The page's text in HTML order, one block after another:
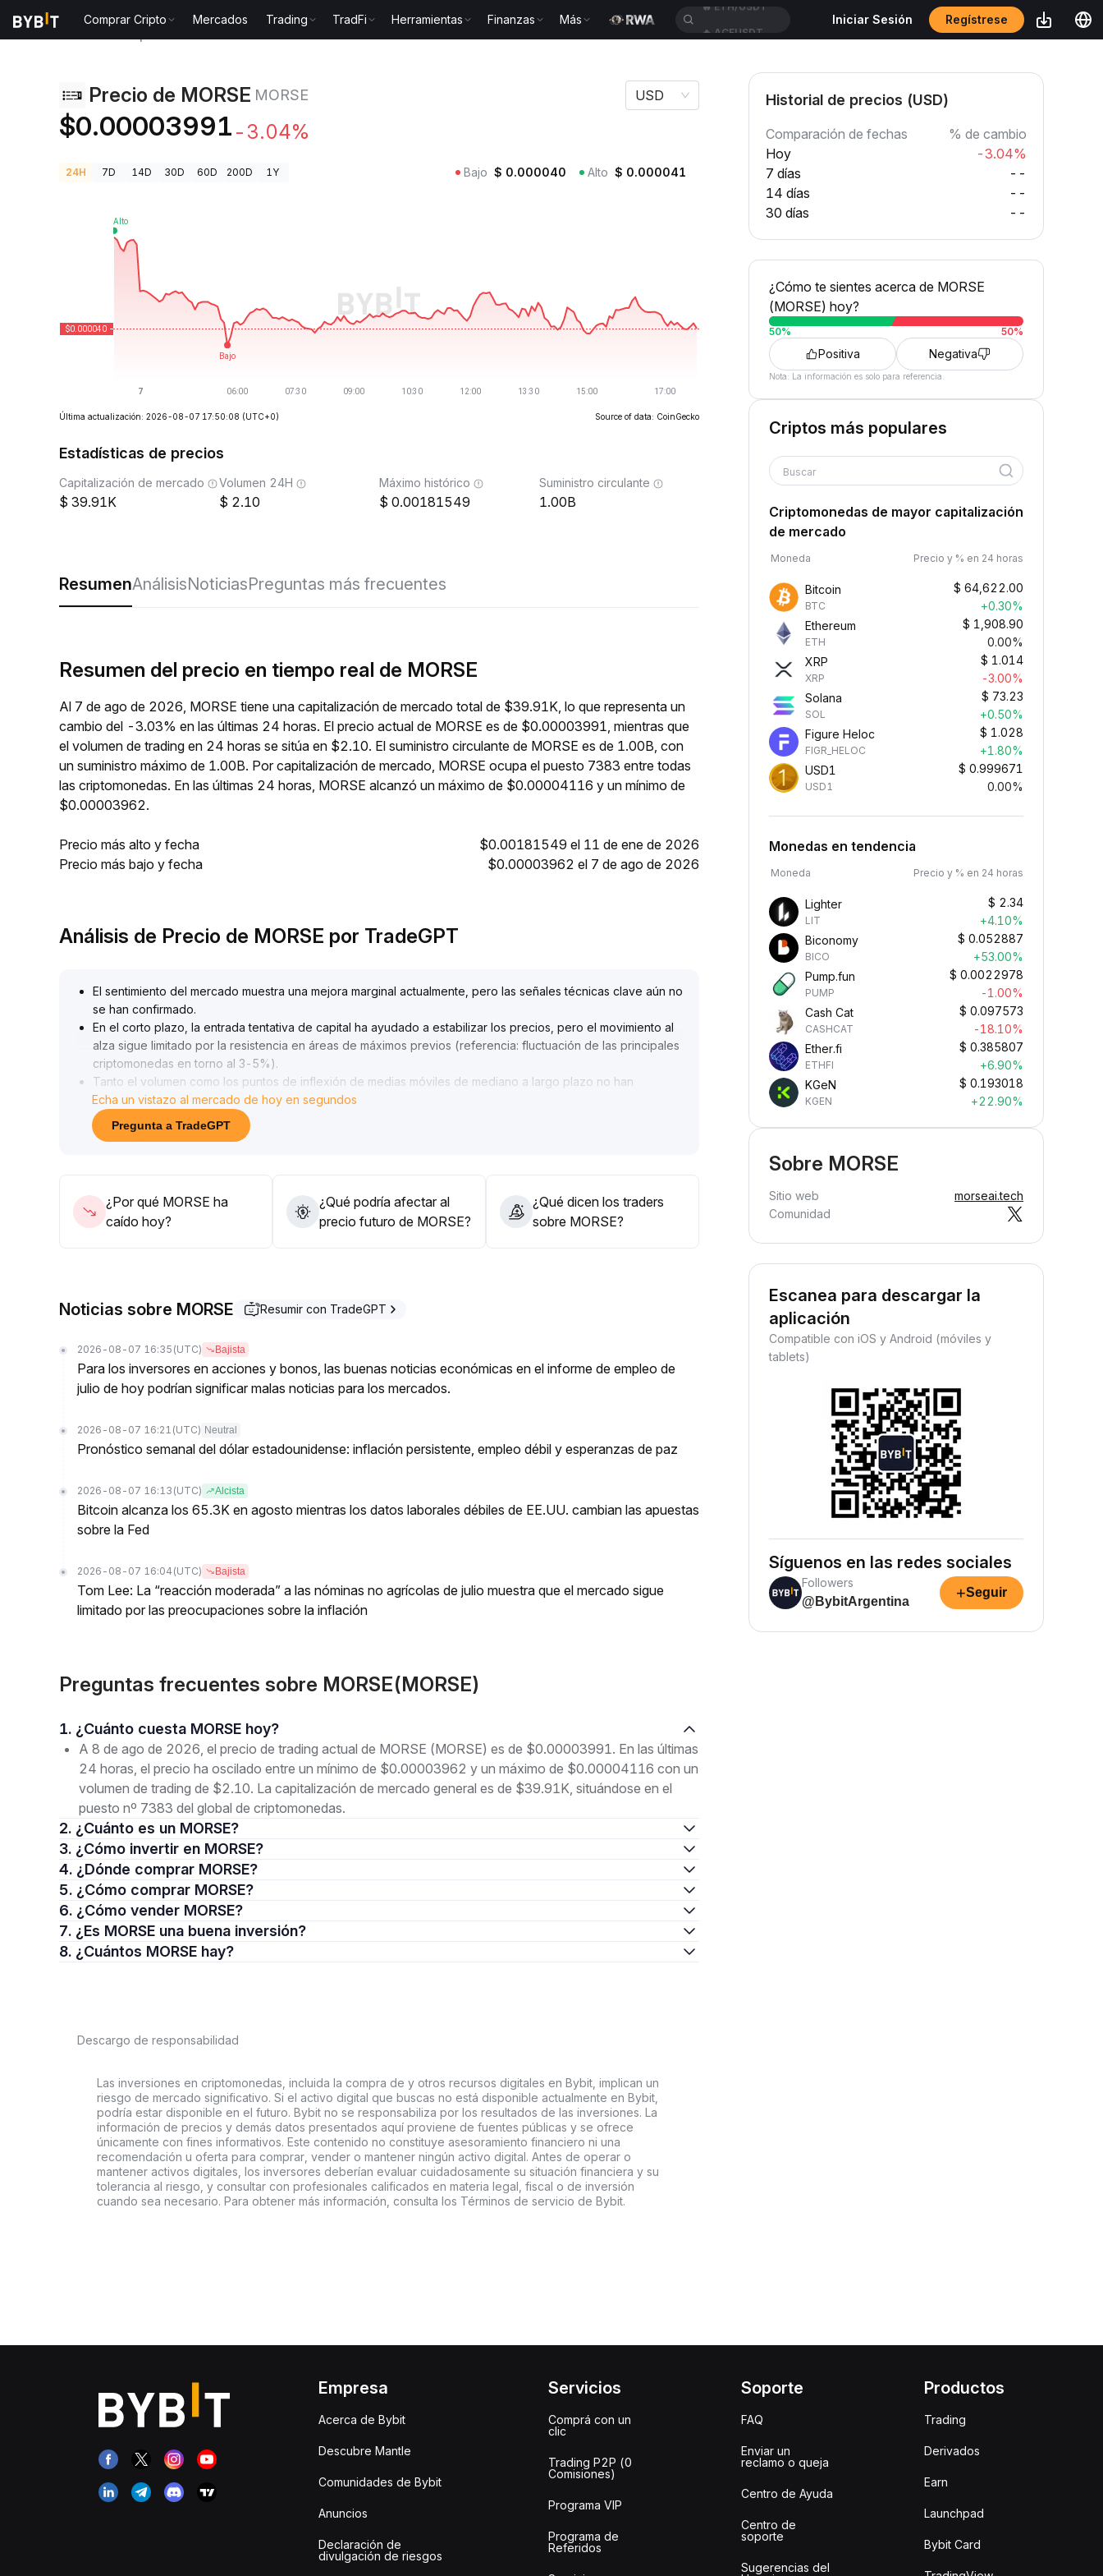
Comprar Cripto Mercados Trading TradFi Herramientas Finanzas Más Iniciar Sesión Regístrese
Precio de MORSE MORSE
$0.00003991 -3.04%
USD
24H 7D 14D 30D 60D 200D 1Y Bajo $ 0.000040 Alto $ 0.000041
Última actualización: 2026-08-07 17:50:08 (UTC+0) Source of data: CoinGecko
Estadísticas de precios
Capitalización de mercado
39.91K
Volumen 24H
2.10
Máximo histórico
0.00181549
Suministro circulante
1.00B
ResumenAnálisisNoticiasPreguntas más frecuentes
Resumen del precio en tiempo real de MORSE
Al 7 de ago de 2026, MORSE tiene una capitalización de mercado total de $39.91K, lo que representa un
cambio del -3.03% en las últimas 24 horas. El precio actual de MORSE es de $0.00003991, mientras que
el volumen de trading en 24 horas se sitúa en $2.10. El suministro circulante de MORSE es de 1.00B, con
un suministro máximo de 1.00B. Por capitalización de mercado, MORSE ocupa el puesto 7383 entre todas
las criptomonedas. En las últimas 24 horas, MORSE alcanzó un máximo de $0.00004116 y un mínimo de
$0.00003962.
Precio más alto y fecha
$0.00181549 el 11 de ene de 2026
Precio más bajo y fecha
$0.00003962 el 7 de ago de 2026
Análisis de Precio de MORSE por TradeGPT
El sentimiento del mercado muestra una mejora marginal actualmente, pero las señales técnicas clave aún no
se han confirmado.
En el corto plazo, la entrada tentativa de capital ha ayudado a estabilizar los precios, pero el movimiento al
alza sigue limitado por la resistencia en áreas de máximos previos (referencia: fluctuación de las principales
criptomonedas en torno al 3-5%).
Tanto el volumen como los puntos de inflexión de medias móviles de mediano a largo plazo no han
acompañado de manera efectiva.
Sugerencia de estrategia: dentro de la etapa se pueden capturar oportunidades de rebote emocional, pero
la exposición debe mantenerse en niveles bajos a medios, esperando pacientemente la confirmación
Echa un vistazo al mercado de hoy en segundos
Pregunta a TradeGPT
¿Por qué MORSE ha
caído hoy?
¿Qué podría afectar al
precio futuro de MORSE?
¿Qué dicen los traders
sobre MORSE?
Noticias sobre MORSE Resumir con TradeGPT
2026-08-07 16:35 (UTC) Bajista
Para los inversores en acciones y bonos, las buenas noticias económicas en el informe de empleo de
julio de hoy podrían significar malas noticias para los mercados.
2026-08-07 16:21 (UTC) Neutral
Pronóstico semanal del dólar estadounidense: inflación persistente, empleo débil y esperanzas de paz
2026-08-07 16:13 (UTC) Alcista
Bitcoin alcanza los 65.3K en agosto mientras los datos laborales débiles de EE.UU. cambian las apuestas
sobre la Fed
2026-08-07 16:04 (UTC) Bajista
Tom Lee: La “reacción moderada” a las nóminas no agrícolas de julio muestra que el mercado sigue
limitado por las preocupaciones sobre la inflación
Preguntas frecuentes sobre MORSE(MORSE)
1. ¿Cuánto cuesta MORSE hoy?
A 8 de ago de 2026, el precio de trading actual de MORSE (MORSE) es de $0.00003991. En las últimas
24 horas, el precio ha oscilado entre un mínimo de $0.00003962 y un máximo de $0.00004116 con un
volumen de trading de $2.10. La capitalización de mercado general es de $39.91K, situándose en el
puesto nº 7383 del global de criptomonedas.
2. ¿Cuánto es un MORSE?
3. ¿Cómo invertir en MORSE?
4. ¿Dónde comprar MORSE?
5. ¿Cómo comprar MORSE?
6. ¿Cómo vender MORSE?
7. ¿Es MORSE una buena inversión?
8. ¿Cuántos MORSE hay?
Descargo de responsabilidad
Las inversiones en criptomonedas, incluida la compra de y otros recursos digitales en Bybit, implican un
riesgo de mercado significativo. Si el activo digital que buscas no está disponible actualmente en Bybit,
podría estar disponible en el futuro. Bybit no se responsabiliza por los resultados de las inversiones. La
información de precios y demás datos presentados aquí proviene de fuentes públicas y se ofrece
únicamente con fines informativos. Este contenido no constituye asesoramiento financiero ni una
recomendación u oferta para comprar, vender o mantener ningún activo digital. Antes de operar o
mantener activos digitales, los inversores deberían evaluar cuidadosamente su situación financiera y su
tolerancia al riesgo, y consultar con profesionales calificados en materia legal, fiscal o de inversión
cuando sea necesario. Para obtener más información, consulta los Términos de servicio de Bybit.
Historial de precios (USD)
Comparación de fechas
% de cambio
Hoy
-3.04%
7 días
--
14 días
--
30 días
--
¿Cómo te sientes acerca de MORSE
(MORSE) hoy?
50% 50%
Positiva Negativa
Nota: La información es solo para referencia.
Criptos más populares
Buscar
Criptomonedas de mayor capitalización
de mercado
Moneda Precio y % en 24 horas
Bitcoin
BTC
$ 64,622.00
+0.30%
Ethereum
ETH
$ 1,908.90
0.00%
XRP
XRP
$ 1.014
-3.00%
Solana
SOL
$ 73.23
+0.50%
Figure Heloc
FIGR_HELOC
$ 1.028
+1.80%
USD1
USD1
$ 0.999671
0.00%
Monedas en tendencia
Moneda Precio y % en 24 horas
Lighter
LIT
$ 2.34
+4.10%
Biconomy
BICO
$ 0.052887
+53.00%
Pump.fun
PUMP
$ 0.0022978
-1.00%
Cash Cat
CASHCAT
$ 0.097573
-18.10%
Ether.fi
ETHFI
$ 0.385807
+6.90%
KGeN
KGEN
$ 0.193018
+22.90%
Sobre MORSE
Sitio web
morseai.tech
Comunidad
Escanea para descargar la
aplicación
Compatible con iOS y Android (móviles y
tablets)
Síguenos en las redes sociales
Followers
@BybitArgentina
+Seguir
Empresa
Acerca de Bybit
Descubre Mantle
Comunidades de Bybit
Anuncios
Declaración de
divulgación de riesgos
Servicios
Comprá con un
clic
Trading P2P (0
Comisiones)
Programa VIP
Programa de
Referidos
Soporte
FAQ
Enviar un
reclamo o queja
Centro de Ayuda
Centro de
soporte
Sugerencias del
Productos
Trading
Derivados
Earn
Launchpad
Bybit Card